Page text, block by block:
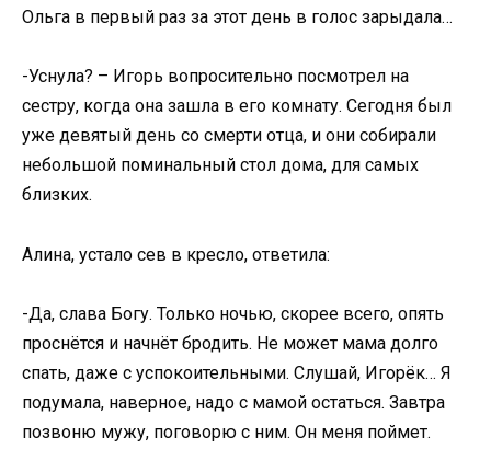
Ольга в первый раз за этот день в голос зарыдала…
-Уснула? – Игорь вопросительно посмотрел на
сестру, когда она зашла в его комнату. Сегодня был
уже девятый день со смерти отца, и они собирали
небольшой поминальный стол дома, для самых
близких.
Алина, устало сев в кресло, ответила:
-Да, слава Богу. Только ночью, скорее всего, опять
проснётся и начнёт бродить. Не может мама долго
спать, даже с успокоительными. Слушай, Игорёк… Я
подумала, наверное, надо с мамой остаться. Завтра
позвоню мужу, поговорю с ним. Он меня поймет.